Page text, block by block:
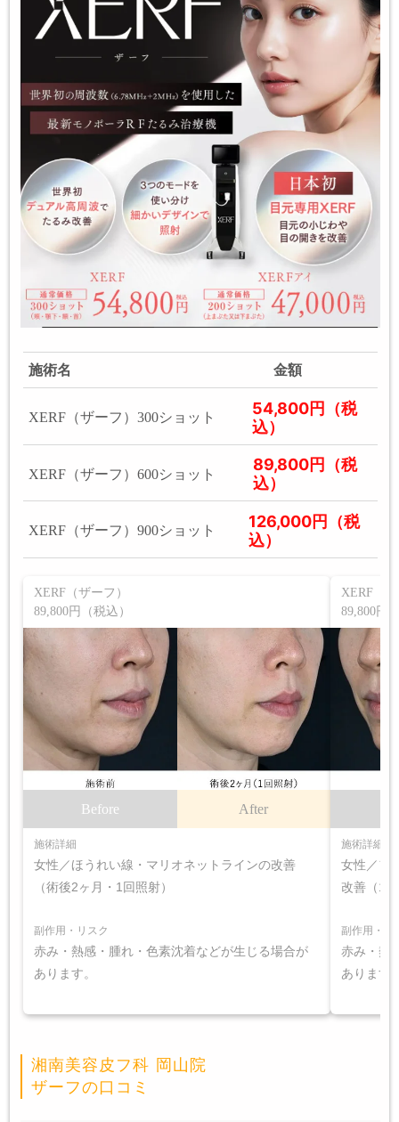
施術名 金額
XERF（ザーフ）300ショット
54,800円（税
込）
XERF（ザーフ）600ショット
89,800円（税
込）
XERF（ザーフ）900ショット
126,000円（税
込）
XERF（ザーフ）
89,800円（税込）
Before After
施術詳細
女性／ほうれい線・マリオネットラインの改善
（術後2ヶ月・1回照射）
副作用・リスク
赤み・熱感・腫れ・色素沈着などが生じる場合が
あります。
XERF（
89,800円
施術詳細
女性／フ
改善（1
副作用・リ
赤み・熱
あります
湘南美容皮フ科 岡山院
ザーフの口コミ